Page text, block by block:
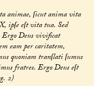
animae, ſicut anima vita
ipſe eſt vita tua. Sed
Ergo Deus vivificat
eam per caritatem,
quoniam tranſlati ſumus
fratres. Ergo Deus eſt
2)